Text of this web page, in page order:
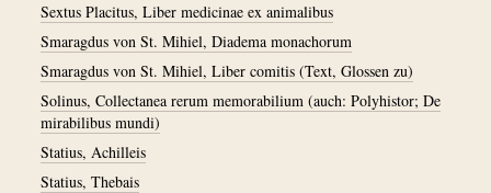
Sextus Placitus, Liber medicinae ex animalibus
Smaragdus von St. Mihiel, Diadema monachorum
Smaragdus von St. Mihiel, Liber comitis (Text, Glossen zu)
Solinus, Collectanea rerum memorabilium (auch: Polyhistor; De
mirabilibus mundi)
Statius, Achilleis
Statius, Thebais